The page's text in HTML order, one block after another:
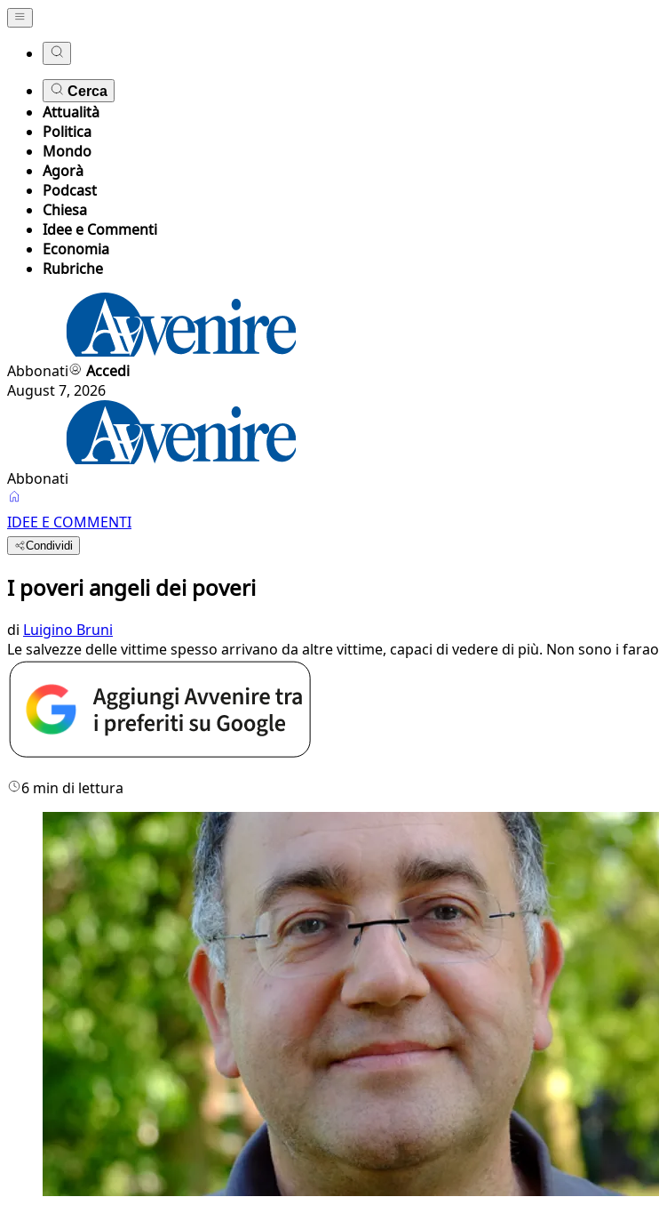
Cerca
Attualità
Politica
Mondo
Agorà
Podcast
Chiesa
Idee e Commenti
Economia
Rubriche
Abbonati
Accedi
August 7, 2026
Abbonati
IDEE E COMMENTI
Condividi
I poveri angeli dei poveri
di Luigino Bruni
Le salvezze delle vittime spesso arrivano da altre vittime, capaci di vedere di più. Non sono i
6 min di lettura